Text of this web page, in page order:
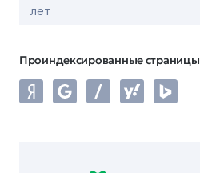
лет
Проиндексированные страницы